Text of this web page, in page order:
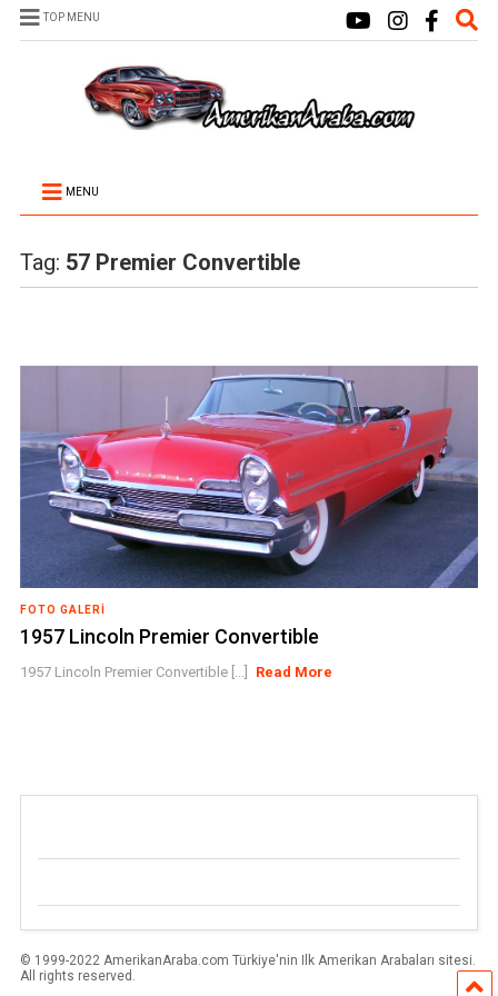
TOP MENU
MENU
Tag: 57 Premier Convertible
FOTO GALERI
1957 Lincoln Premier Convertible
1957 Lincoln Premier Convertible [...] Read More
© 1999-2022 AmerikanAraba.com Türkiye'nin Ilk Amerikan Arabaları sitesi.
All rights reserved.